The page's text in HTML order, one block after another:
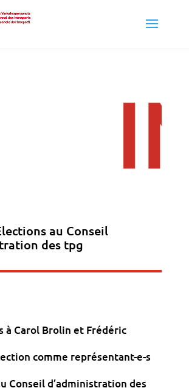
au Conseil
des tpg
à Carol Brolin et Frédéric
comme représentant-e-s
Conseil d’administration des